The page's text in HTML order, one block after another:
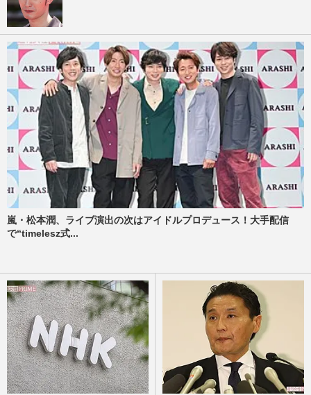
嵐・松本潤、ライブ演出の次はアイドルプロデュース！大手配信
で“timelesz式...